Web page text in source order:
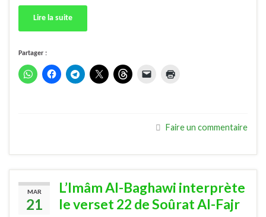
Lire la suite
Partager :
Faire un commentaire
MAR
21
L’Imâm Al-Baghawi interprète
le verset 22 de Soûrat Al-Fajr